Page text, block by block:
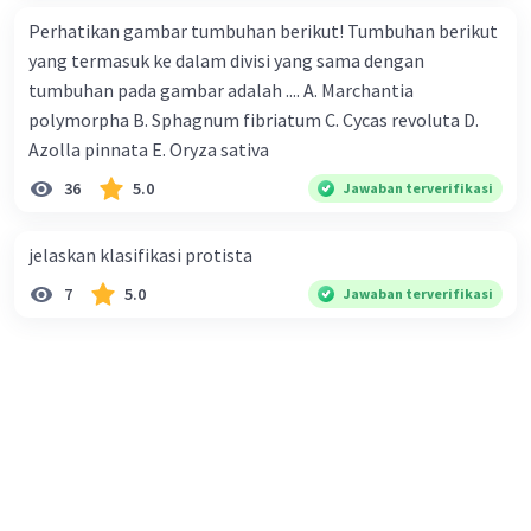
basa pirimidin. Basa purin DNA adalah Adenin dan
Guanin, sedangkan basa pirimidin DNA adalah
Timin dan Sitosin. Pada RNA basa nitrogennya
juga tersusun atas basa purin dan basa pirimidin.
Purin RNA terdiri atas Adenin dan Guanin,
sedangkan pirimidin RNA tersusun atas Urasil
Beri Rating
Perhatikan gambar tumbuhan berikut! Tumbuhan berikut
yang termasuk ke dalam divisi yang sama dengan
tumbuhan pada gambar adalah .... A. Marchantia
polymorpha B. Sphagnum fibriatum C. Cycas revoluta D.
Azolla pinnata E. Oryza sativa
36 5.0 Jawaban terverifikasi
jelaskan klasifikasi protista
7 5.0 Jawaban terverifikasi